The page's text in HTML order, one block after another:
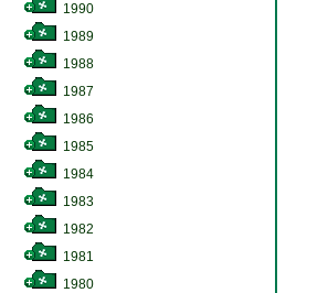
1990
1989
1988
1987
1986
1985
1984
1983
1982
1981
1980